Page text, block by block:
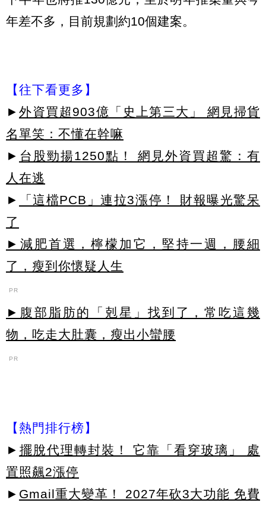
年差不多，目前規劃約10個建案。
【往下看更多】
► 外資買超903億「史上第三大」 網見掃貨
名單笑：不懂在幹嘛
► 台股勁揚1250點！ 網見外資買超驚：有
人在逃
►
「這檔PCB」連拉3漲停！ 財報曝光驚呆
了
►減肥首選，檸檬加它，堅持一週，腰細
了，瘦到你懷疑人生
PR
►腹部脂肪的「剋星」找到了，常吃這幾
物，吃走大肚囊，瘦出小蠻腰
PR
【熱門排行榜】
► 擺脫代理轉封裝！ 它靠「看穿玻璃」 處
置照飆2漲停
► Gmail重大變革！ 2027年砍3大功能 免費